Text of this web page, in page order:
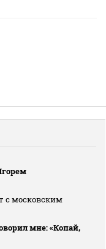
с московским
мне: «Копай,